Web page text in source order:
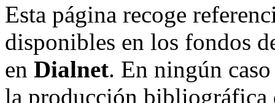
Esta página recoge
disponibles en los fondos
en Dialnet. En ningún
la producción bibliográfica